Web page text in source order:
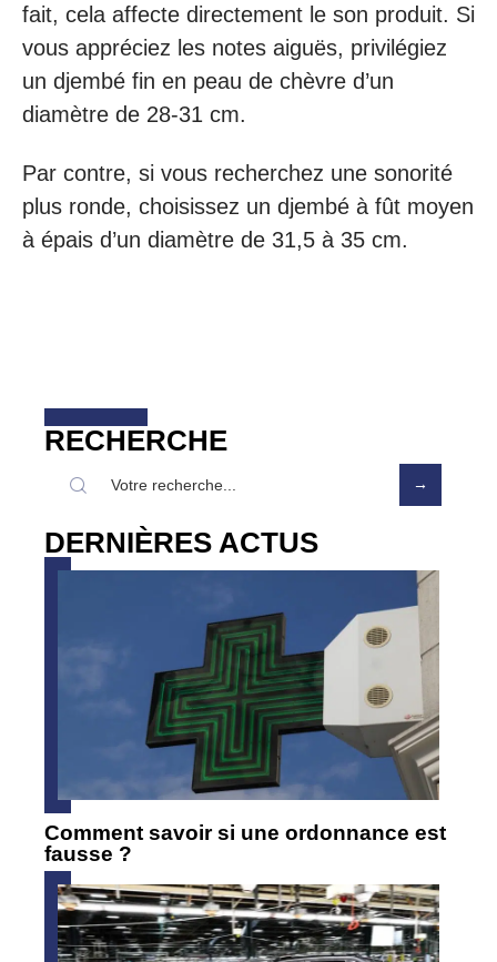
fait, cela affecte directement le son produit. Si
vous appréciez les notes aiguës, privilégiez
un djembé fin en peau de chèvre d’un
diamètre de 28-31 cm.
Par contre, si vous recherchez une sonorité
plus ronde, choisissez un djembé à fût moyen
à épais d’un diamètre de 31,5 à 35 cm.
RECHERCHE
DERNIÈRES ACTUS
Comment savoir si une ordonnance est
fausse ?